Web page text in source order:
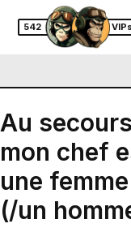
542 VIPs
Au
mon chef
une femme
(/un